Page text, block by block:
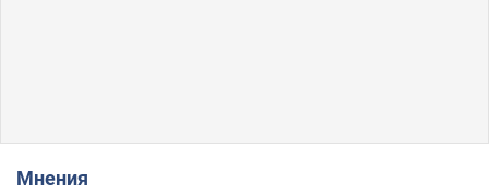
Мнения